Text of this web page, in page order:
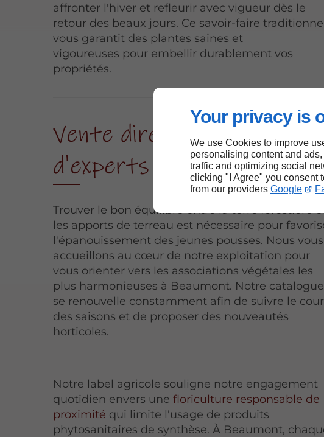
Your privacy is
We use Cookies to improve
personalising content and
traffic and optimizing social
clicking "I Agree" you consent
from our providers Google
affronter l'hiver et refleurir avec vigueur dès le
retour des beaux jours. Ce savoir-faire
vous garantit des plantes saines et
vigoureuses pour embellir durablement vos
propriétés.
Vente directe et conseils
d'experts à Beaumont
Trouver le bon équilibre entre la terre forestière
les apports de terreau est nécessaire pour
l'épanouissement des jeunes pousses. Nous vous
accueillons au cœur de notre exploitation pour
vous orienter vers les associations végétales les
plus harmonieuses à Beaumont. Notre catalogue
se renouvelle constamment afin de suivre le
des saisons et de proposer des nouveautés
horticoles.
Notre label agricole souligne notre engagement
quotidien envers unefloriculture responsable de
proximité qui limite l'usage de produits
phytosanitaires de synthèse. À Beaumont,